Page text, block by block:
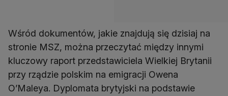
Wśród dokumentów, jakie znajdują się dzisiaj na
stronie MSZ, można przeczytać między innymi
kluczowy raport przedstawiciela Wielkiej Brytanii
przy rządzie polskim na emigracji Owena
O’Maleya. Dyplomata brytyjski na podstawie